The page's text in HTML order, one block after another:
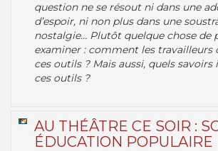
question ne se résout ni dans une
d’espoir, ni non plus dans une
nostalgie… Plutôt quelque chose de
examiner : comment les travailleurs
ces outils ? Mais aussi, quels
ces outils ?
AU THÉÂTRE CE SOIR :
ÉDUCATION POPULAIRE